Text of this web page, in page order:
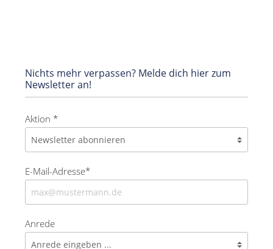
Nichts mehr verpassen? Melde dich hier zum
Newsletter an!
Aktion *
E-Mail-Adresse*
Anrede